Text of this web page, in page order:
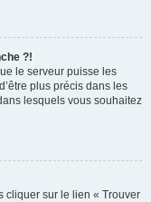
?!
le serveur puisse les
plus précis dans les
lesquels vous souhaitez
cliquer sur le lien « Trouver